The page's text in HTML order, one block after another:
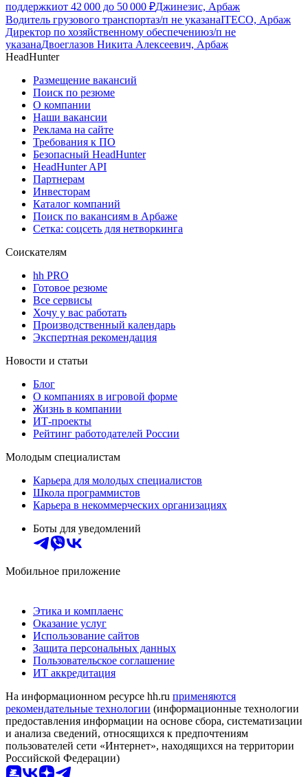
поддержкиот 42 000 до 50 000 ₽Джинезис, Арбаж
Водитель грузового транспортаз/п не указанаITECO, Арбаж
Директор по хозяйственному обеспечениюз/п не
указанаДвоеглазов Никита Алексеевич, Арбаж
HeadHunter
Размещение вакансий
Поиск по резюме
О компании
Наши вакансии
Реклама на сайте
Требования к ПО
Безопасный HeadHunter
HeadHunter API
Партнерам
Инвесторам
Каталог компаний
Поиск по вакансиям в Арбаже
Сетка: соцсеть для нетворкинга
Соискателям
hh PRO
Готовое резюме
Все сервисы
Хочу у вас работать
Производственный календарь
Экспертная рекомендация
Новости и статьи
Блог
О компаниях в игровой форме
Жизнь в компании
ИТ-проекты
Рейтинг работодателей России
Молодым специалистам
Карьера для молодых специалистов
Школа программистов
Карьера в некоммерческих организациях
Боты для уведомлений
Мобильное приложение
Этика и комплаенс
Оказание услуг
Использование сайтов
Защита персональных данных
Пользовательское соглашение
ИТ аккредитация
На информационном ресурсе hh.ru применяются
рекомендательные технологии (информационные технологии
предоставления информации на основе сбора, систематизации
и анализа сведений, относящихся к предпочтениям
пользователей сети «Интернет», находящихся на территории
Российской Федерации)